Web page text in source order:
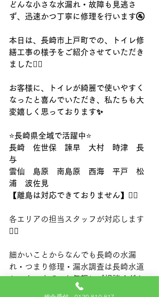
どんな小さな水漏れ・故障も見逃さ
ず、迅速かつ丁寧に修理を行います🚰
本日は、長崎市上戸町での、トイレ修
繕工事の様子をご紹介させていただき
ました👷‍♂️
お客様に、トイレが綺麗で使いやすく
なったと喜んでいただき、私たちも大
変嬉しく思っております✨
⭐️長崎県全域で活躍中⭐️
長崎　佐世保　諫早　大村　時津　長
与
雲仙　島原　南島原　西海　平戸　松
浦　波佐見
【離島は対応できておりません】🙇‍♂️
各エリアの担当スタッフが対応します
👷‍♂️
細かいことからなんでも長崎の水漏
れ・つまり修理・漏水調査は長崎水道
センターまで、お気軽にご相談くださ